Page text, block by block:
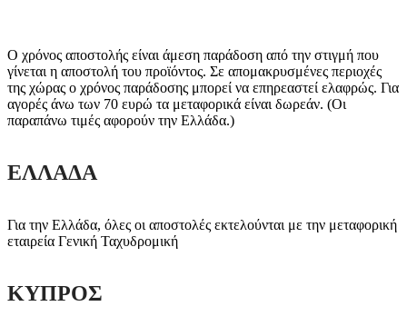
Ο χρόνος αποστολής είναι άμεση παράδοση από την στιγμή που
γίνεται η αποστολή του προϊόντος. Σε απομακρυσμένες περιοχές
της χώρας ο χρόνος παράδοσης μπορεί να επηρεαστεί ελαφρώς. Για
αγορές άνω των 70 ευρώ τα μεταφορικά είναι δωρεάν. (Οι
παραπάνω τιμές αφορούν την Ελλάδα.)
ΕΛΛΑΔΑ
Για την Ελλάδα, όλες οι αποστολές εκτελούνται με την μεταφορική
εταιρεία Γενική Ταχυδρομική
ΚΥΠΡΟΣ